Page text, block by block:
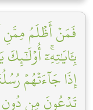
فَمَنۡ أَظۡلَمُ مِمَّنِ
بِـَٔايَٰتِهِۦٓۚ
إِذَا جَآءَتۡهُمۡ
تَدۡعُونَ مِن دُونِ